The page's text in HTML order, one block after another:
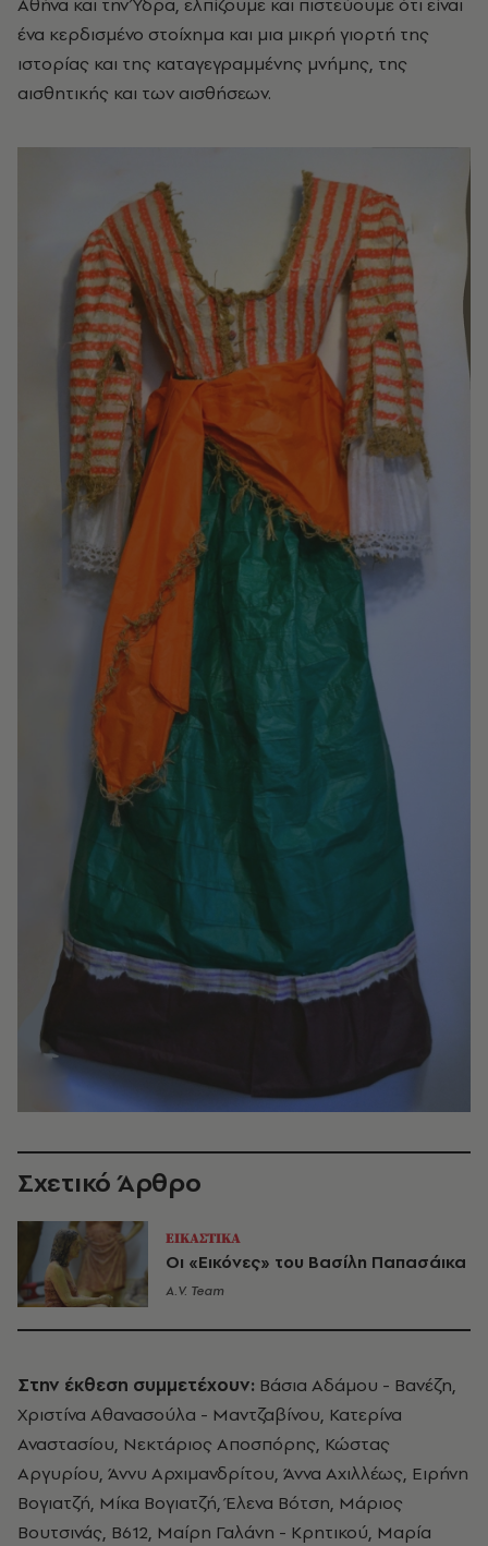
ένα κερδισμένο στοίχημα και μια μικρή γιορτή της
ιστορίας και της καταγεγραμμένης μνήμης, της
αισθητικής και των αισθήσεων.
Σχετικό Άρθρο
ΕΙΚΑΣΤΙΚΑ
Οι «Εικόνες» του Βασίλη Παπασάικα
A.V. Team
Στην έκθεση συμμετέχουν: Βάσια Αδάμου - Βανέζη,
Χριστίνα Αθανασούλα - Μαντζαβίνου, Κατερίνα
Αναστασίου, Νεκτάριος Αποσπόρης, Κώστας
Αργυρίου, Άννυ Αρχιμανδρίτου, Άννα Αχιλλέως, Ειρήνη
Βογιατζή, Μίκα Βογιατζή, Έλενα Βότση, Μάριος
Βουτσινάς, B612, Μαίρη Γαλάνη - Κρητικού, Μαρία